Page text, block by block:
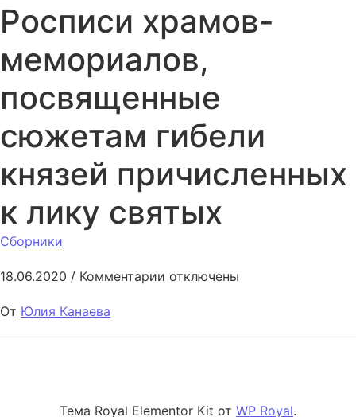
Росписи храмов-
мемориалов,
посвященные
сюжетам гибели
князей причисленных
к лику святых
Сборники
18.06.2020 / Комментарии к записи Росписи храмов-
отключены
От Юлия Канаева
Тема Royal Elementor Kit от WP Royal.